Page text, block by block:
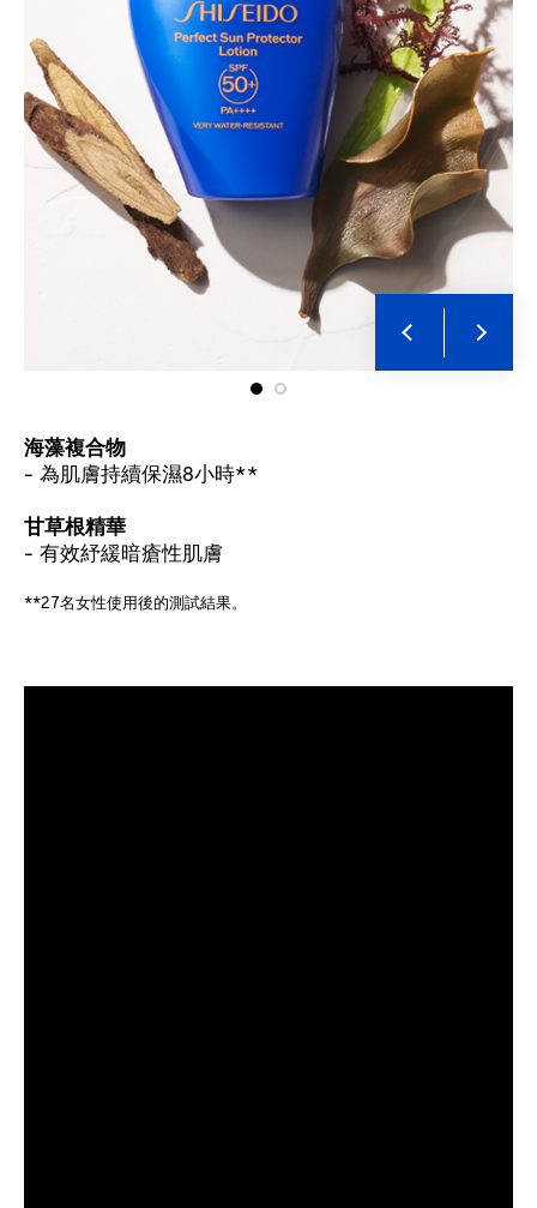
海藻複合物
- 為肌膚持續保濕8小時**
甘草根精華
- 有效紓緩暗瘡性肌膚
**27名女性使用後的測試結果。